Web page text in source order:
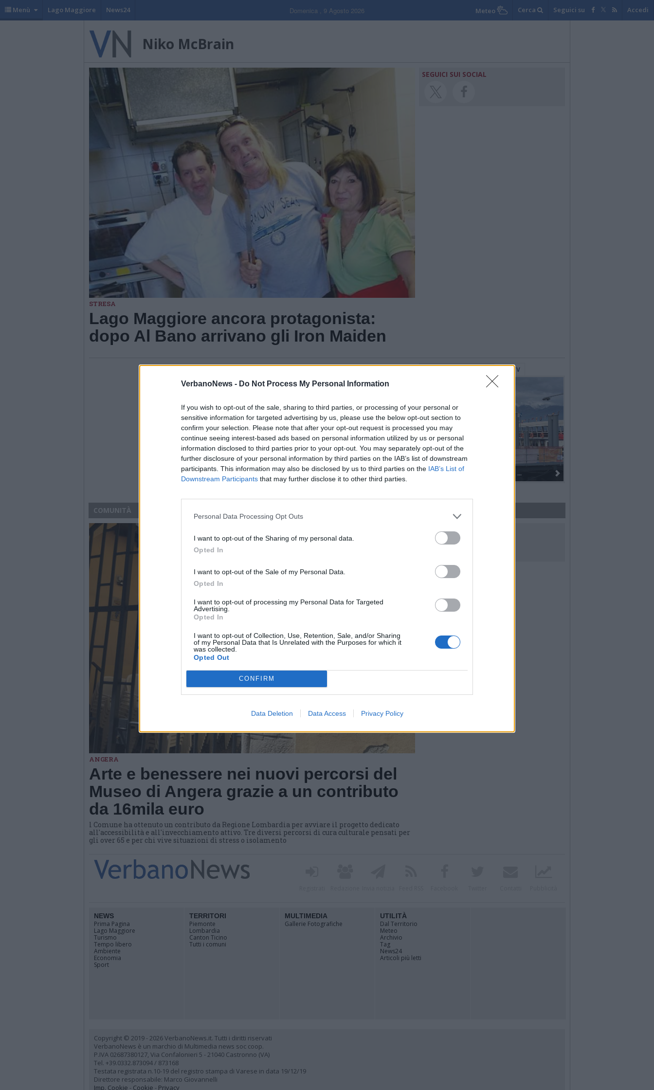
VerbanoNews - Do Not Process My Personal Information
If you wish to opt-out of the sale, sharing to third parties, or processing of your personal or
sensitive information for targeted advertising by us, please use the below opt-out section to
confirm your selection. Please note that after your opt-out request is processed you may
continue seeing interest-based ads based on personal information utilized by us or personal
information disclosed to third parties prior to your opt-out. You may separately opt-out of the
further disclosure of your personal information by third parties on the IAB’s list of downstream
participants. This information may also be disclosed by us to third parties on the IAB’s List of
Downstream Participants that may further disclose it to other third parties.
Personal Data Processing Opt Outs
I want to opt-out of the Sharing of my personal data.
Opted In
I want to opt-out of the Sale of my Personal Data.
Opted In
I want to opt-out of processing my Personal Data for Targeted
Advertising.
Opted In
I want to opt-out of Collection, Use, Retention, Sale, and/or Sharing
of my Personal Data that Is Unrelated with the Purposes for which it
was collected.
Opted Out
CONFIRM
Data Deletion Data Access Privacy Policy
Menù Lago Maggiore News24 Domenica , 9 Agosto 2026 Meteo Cerca Seguici su Accedi
Niko McBrain
STRESA
Lago Maggiore ancora protagonista:
dopo Al Bano arrivano gli Iron Maiden
SEGUICI SUI SOCIAL
WebTV
Dall’oro alla fiaccola: ...
COMUNITÀ
ANGERA
Arte e benessere nei nuovi percorsi del
Museo di Angera grazie a un contributo
da 16mila euro
l Comune ha ottenuto un contributo da Regione Lombardia per avviare il progetto dedicato
all'accessibilità e all'invecchiamento attivo. Tre diversi percorsi di cura culturale pensati per
gli over 65 e per chi vive situazioni di stress o isolamento
SEGUICI SUI SOCIAL
NEWS
Prima Pagina
Lago Maggiore
Turismo
Tempo libero
Ambiente
Economia
Sport
TERRITORI
Piemonte
Lombardia
Canton Ticino
Tutti i comuni
MULTIMEDIA
Gallerie Fotografiche
UTILITÀ
Dal Territorio
Meteo
Archivio
Tag
News24
Articoli più letti
Copyright © 2019 - 2026 VerbanoNews.it. Tutti i diritti riservati
VerbanoNews è un marchio di Multimedia news soc coop.
P.IVA 02687380127, Via Confalonieri 5 - 21040 Castronno (VA)
Tel. +39.0332.873094 / 873168
Testata registrata n.10-19 del registro stampa di Varese in data 19/12/19
Direttore responsabile: Marco Giovannelli
Imp. Cookie - Cookie - Privacy